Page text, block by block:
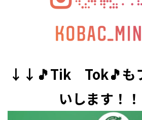
↓↓🎵Tik Tok🎵も
いします！